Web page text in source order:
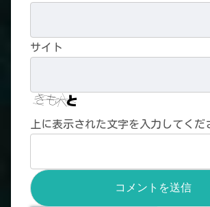
サイト
上に表示された文字を入力してくだ